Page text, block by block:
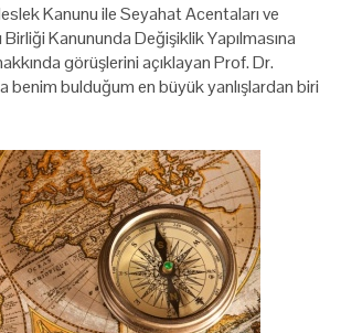
Kanunu ile Seyahat Acentaları ve
Kanununda Değişiklik Yapılmasına
görüşlerini açıklayan Prof. Dr.
benim bulduğum en büyük yanlışlardan biri